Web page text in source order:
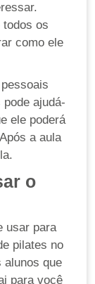
todos os
como ele
ajudá-
ele poderá
a aula
o
usar para
pilates no
alunos que
para você